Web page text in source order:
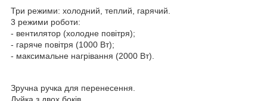
Три режими: холодний, теплий, гарячий.
3 режими роботи:
- вентилятор (холодне повітря);
- гаряче повітря (1000 Вт);
- максимальне нагрівання (2000 Вт).
Зручна ручка для перенесення.
Дуйка з двох боків.